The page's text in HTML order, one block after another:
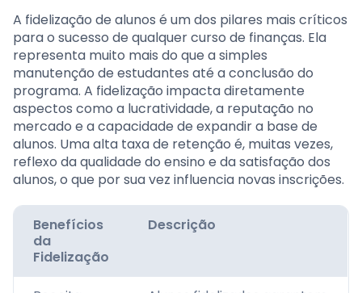
A fidelização de alunos é um dos pilares mais críticos
para o sucesso de qualquer curso de finanças. Ela
representa muito mais do que a simples
manutenção de estudantes até a conclusão do
programa. A fidelização impacta diretamente
aspectos como a lucratividade, a reputação no
mercado e a capacidade de expandir a base de
alunos. Uma alta taxa de retenção é, muitas vezes,
reflexo da qualidade do ensino e da satisfação dos
alunos, o que por sua vez influencia novas inscrições.
Benefícios
da
Fidelização
Descrição